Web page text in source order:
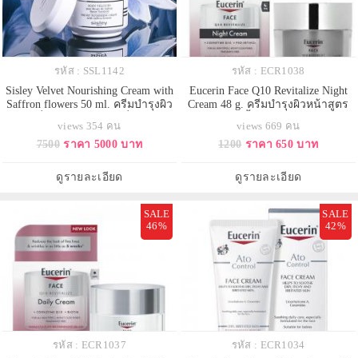
รหัส : SSL1142
Sisley Velvet Nourishing Cream with
Saffron flowers 50 ml. ครีมบำรุงผิว
ปัญหาผิวแห้งจากนานาสาเหตุ สัมผัส
ความเปลี่ยนแปลงเมื่อใช้ และให้
ยาว
views 354 คน
7500 ราคา 5000 บาท
ดูรายละเอียด
รหัส : ECR1038
Eucerin Face Q10 Revitalize Night
Cream 48 g. ครีมบำรุงผิวหน้าสูตร
เหนียวเหนอะหนะ เหมาะสำหรับ
เวลากลางคืน สูตรใหม่ เพิ่ม Pro-
ความกระจ่างใส และเรียบเนียนของ
ผิวมากยิ่งขึ้น ช่วยลดเลือนริ้วรอยต
views 669 คน
1200 ราคา 650 บาท
ดูรายละเอียด
SALE
46%
รหัส : ECR1037
SALE
42%
รหัส : ECR1034